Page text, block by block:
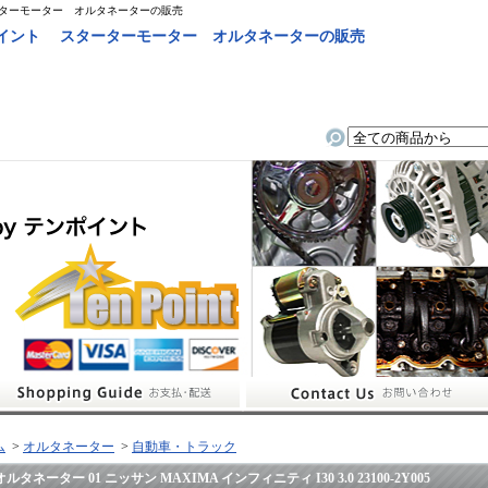
ーモーター オルタネーターの販売
ント スターターモーター オルタネーターの販売
> オルタネーター > 自動車・トラック
ルタネーター 01 ニッサン MAXIMA インフィニティ I30 3.0 23100-2Y005